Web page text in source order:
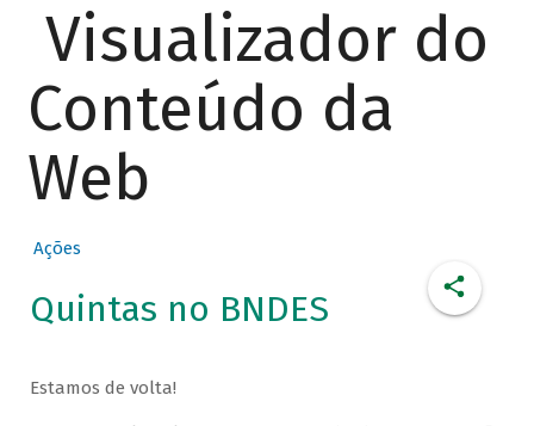
Visualizador do
Conteúdo da
Web
Ações
Quintas no BNDES
Estamos de volta!